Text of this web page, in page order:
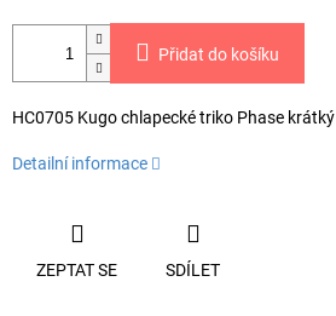
Přidat do košíku
HC0705 Kugo chlapecké triko Phase
Detailní informace
ZEPTAT SE SDÍLET